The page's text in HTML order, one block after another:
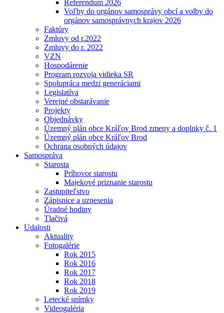
Referendum 2026
Voľby do orgánov samosprávy obcí a volby do
orgánov samosprávnych krajov 2026
Faktúry
Zmluvy od r.2022
Zmluvy do r. 2022
VZN
Hospodárenie
Program rozvoja vidieka SR
Spolupráca medzi generáciami
Legislatíva
Verejné obstarávanie
Projekty
Objednávky
Územný plán obce Kráľov Brod zmeny a doplnky č. 1
Územný plán obce Kráľov Brod
Ochrana osobných údajov
Samospráva
Starosta
Príhovor starostu
Majekové priznanie starostu
Zastupiteľstvo
Zápisnice a uznesenia
Úradné hodiny
Tlačivá
Udalosti
Aktuality
Fotogalérie
Rok 2015
Rok 2016
Rok 2017
Rok 2018
Rok 2019
Letecké snímky
Videogaléria